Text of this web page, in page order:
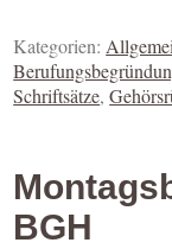
Kategorien:
Schriftsätze,
BGH